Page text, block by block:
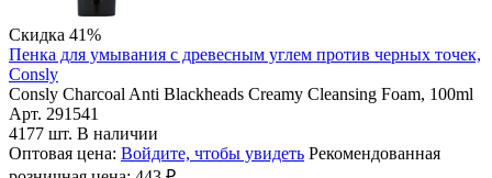
Скидка 41%
Пенка для умывания c древесным углем против черных точек,
Consly
Consly Charcoal Anti Blackheads Creamy Cleansing Foam, 100ml
Арт. 291541
4177 шт. В наличии
Оптовая цена: Войдите, чтобы увидеть Рекомендованная